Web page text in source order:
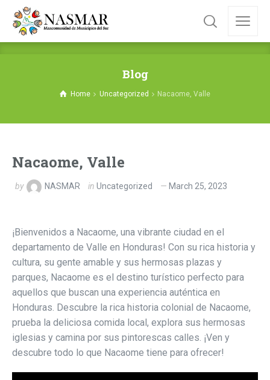
Blog
Home Uncategorized Nacaome, Valle
Nacaome, Valle
by NASMAR in Uncategorized March 25, 2023
¡Bienvenidos a Nacaome, una vibrante ciudad en el
departamento de Valle en Honduras! Con su rica historia y
cultura, su gente amable y sus hermosas plazas y
parques, Nacaome es el destino turístico perfecto para
aquellos que buscan una experiencia auténtica en
Honduras. Descubre la rica historia colonial de Nacaome,
prueba la deliciosa comida local, explora sus hermosas
iglesias y camina por sus pintorescas calles. ¡Ven y
descubre todo lo que Nacaome tiene para ofrecer!